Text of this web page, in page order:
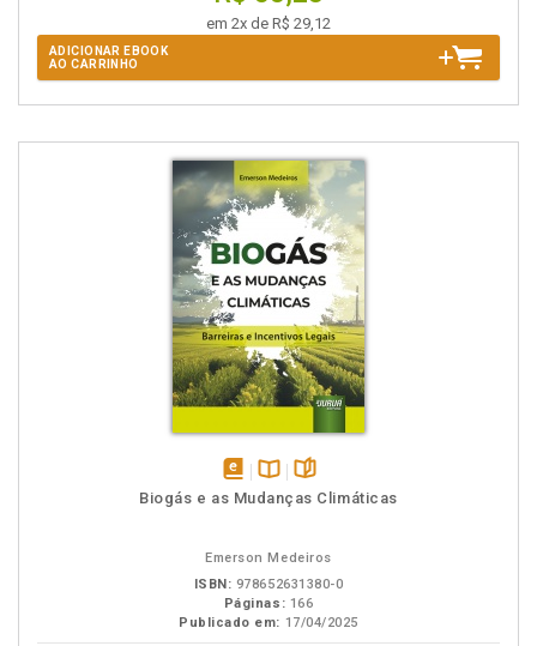
em 2x de R$ 29,12
ADICIONAR EBOOK
AO CARRINHO
disponívelDisponível
páginas
Biogás e as Mudanças Climáticas
Emerson Medeiros
ISBN: 978652631380-0
Páginas: 166
Publicado em: 17/04/2025